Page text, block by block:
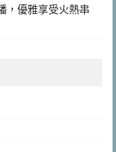
，優雅享受火熱串